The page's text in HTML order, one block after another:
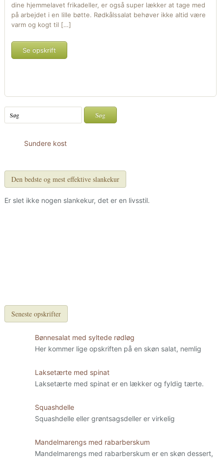
dine hjemmelavet frikadeller, er også super lækker at tage med
på arbejdet i en lille bøtte. Rødkålssalat behøver ikke altid være
varm og kogt til […]
Se opskrift
Sundere kost
Den bedste og mest effektive slankekur
Er slet ikke nogen slankekur, det er en livsstil.
Seneste opskrifter
Bønnesalat med syltede rødløg
Her kommer lige opskriften på en skøn salat, nemlig
Laksetærte med spinat
Laksetærte med spinat er en lækker og fyldig tærte.
Squashdelle
Squashdelle eller grøntsagsdeller er virkelig
Mandelmarengs med rabarberskum
Mandelmarengs med rabarberskum er en skøn dessert,